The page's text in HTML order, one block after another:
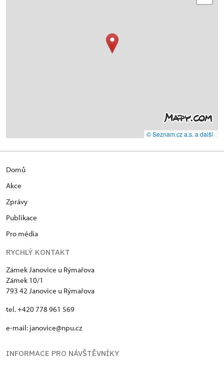
© Seznam.cz a.s. a další
Domů
Akce
Zprávy
Publikace
Pro média
RYCHLÝ KONTAKT
Zámek Janovice u Rýmařova
Zámek 10/1
793 42 Janovice u Rýmařova
tel. +420 778 961 569
e-mail: janovice@npu.cz
INFORMACE PRO NÁVŠTĚVNÍKY